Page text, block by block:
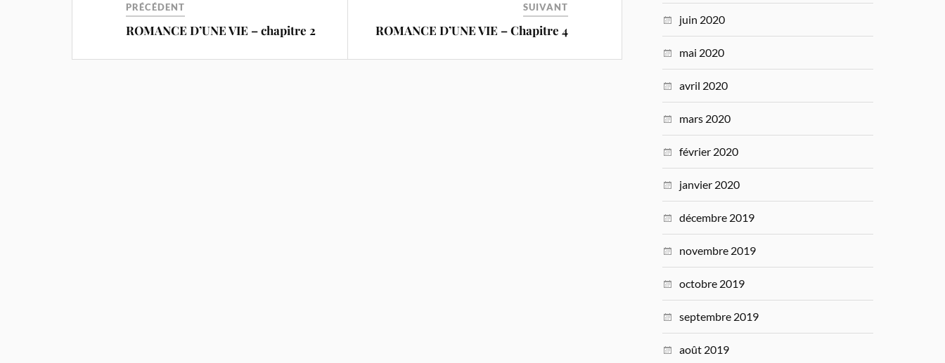
PRÉCÉDENT
ROMANCE D’UNE VIE – chapitre 2
SUIVANT
ROMANCE D’UNE VIE – Chapitre 4
juin 2020
mai 2020
avril 2020
mars 2020
février 2020
janvier 2020
décembre 2019
novembre 2019
octobre 2019
septembre 2019
août 2019